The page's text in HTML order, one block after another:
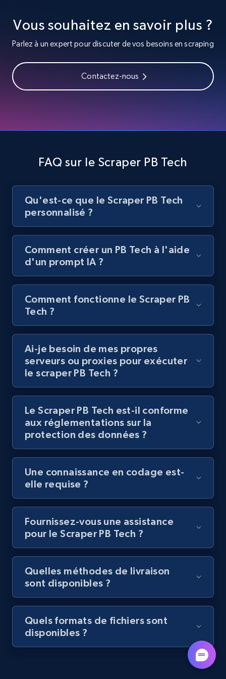
8.1K+ 714+ Essai gratuit
Youtube - Videos posts - Search videos by
Youtube - Videos posts - Collect YouTube
posts by hashtags
URL, Title, Youtuber, Youtuber md5, Video url,
8.1K+
Youtube - Videos posts - Discovery records
URL, Title, Youtuber, Youtuber md5, Video url,
Video length, Likes, Views, and more.
Youtube - Videos posts - Discovery videos
Video length, Likes, Views, and more.
8.1K+ 714+ Essai gratuit
Amazon Reviews
URL, Product name, Product rating, Product
rating object, Product rating max, Rating,
Author name, Asin, and more.
7.4K+ 870+ Essai gratuit
Vous souhaitez en savoir plus ?
Parlez à un expert pour discuter de vos besoins en scraping
Contactez-nous
FAQ sur le Scraper PB Tech
Qu'est-ce que le Scraper PB Tech
personnalisé ?
Comment créer un PB Tech à l'aide
d'un prompt IA ?
Comment fonctionne le Scraper PB
Tech ?
Ai-je besoin de mes propres
serveurs ou proxies pour exécuter
le scraper PB Tech ?
Le Scraper PB Tech est-il conforme
aux réglementations sur la
protection des données ?
Une connaissance en codage est-
elle requise ?
Fournissez-vous une assistance
pour le Scraper PB Tech ?
Quelles méthodes de livraison
sont disponibles ?
Quels formats de fichiers sont
disponibles ?